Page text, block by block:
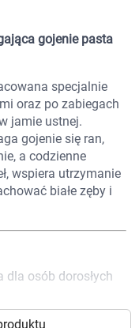
celu
w
gojenie pasta
specjalnie
oraz po zabiegach
jamie ustnej.
gojenie się ran,
a codzienne
wspiera utrzymanie
białe zęby i
dla osób dorosłych
i działa